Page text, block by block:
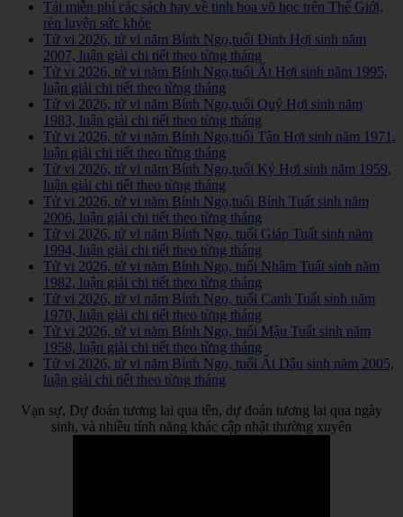
Tải miễn phí các sách hay về tinh hoa võ học trên Thế Giới,
rèn luyện sức khỏe
Tử vi 2026, tử vi năm Bính Ngọ,tuổi Đinh Hợi sinh năm
2007, luận giải chi tiết theo từng tháng
Tử vi 2026, tử vi năm Bính Ngọ,tuổi Ất Hợi sinh năm 1995,
luận giải chi tiết theo từng tháng
Tử vi 2026, tử vi năm Bính Ngọ,tuổi Quý Hợi sinh năm
1983, luận giải chi tiết theo từng tháng
Tử vi 2026, tử vi năm Bính Ngọ,tuổi Tân Hợi sinh năm 1971,
luận giải chi tiết theo từng tháng
Tử vi 2026, tử vi năm Bính Ngọ,tuổi Kỷ Hợi sinh năm 1959,
luận giải chi tiết theo từng tháng
Tử vi 2026, tử vi năm Bính Ngọ,tuổi Bính Tuất sinh năm
2006, luận giải chi tiết theo từng tháng
Tử vi 2026, tử vi năm Bính Ngọ, tuổi Giáp Tuất sinh năm
1994, luận giải chi tiết theo từng tháng
Tử vi 2026, tử vi năm Bính Ngọ, tuổi Nhâm Tuất sinh năm
1982, luận giải chi tiết theo từng tháng
Tử vi 2026, tử vi năm Bính Ngọ, tuổi Canh Tuất sinh năm
1970, luận giải chi tiết theo từng tháng
Tử vi 2026, tử vi năm Bính Ngọ, tuổi Mậu Tuất sinh năm
1958, luận giải chi tiết theo từng tháng
Tử vi 2026, tử vi năm Bính Ngọ, tuổi Ất Dậu sinh năm 2005,
luận giải chi tiết theo từng tháng
Vạn sự, Dự đoán tương lai qua tên, dự đoán tương lai qua ngày
sinh, và nhiều tính năng khác cập nhật thường xuyên